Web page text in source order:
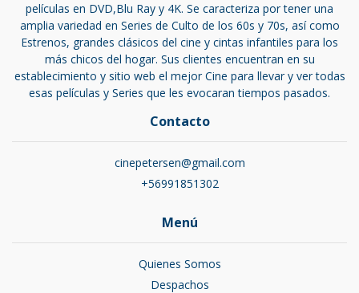
películas en DVD,Blu Ray y 4K. Se caracteriza por tener una
amplia variedad en Series de Culto de los 60s y 70s, así como
Estrenos, grandes clásicos del cine y cintas infantiles para los
más chicos del hogar. Sus clientes encuentran en su
establecimiento y sitio web el mejor Cine para llevar y ver todas
esas películas y Series que les evocaran tiempos pasados.
Contacto
cinepetersen@gmail.com
+56991851302
Menú
Quienes Somos
Despachos